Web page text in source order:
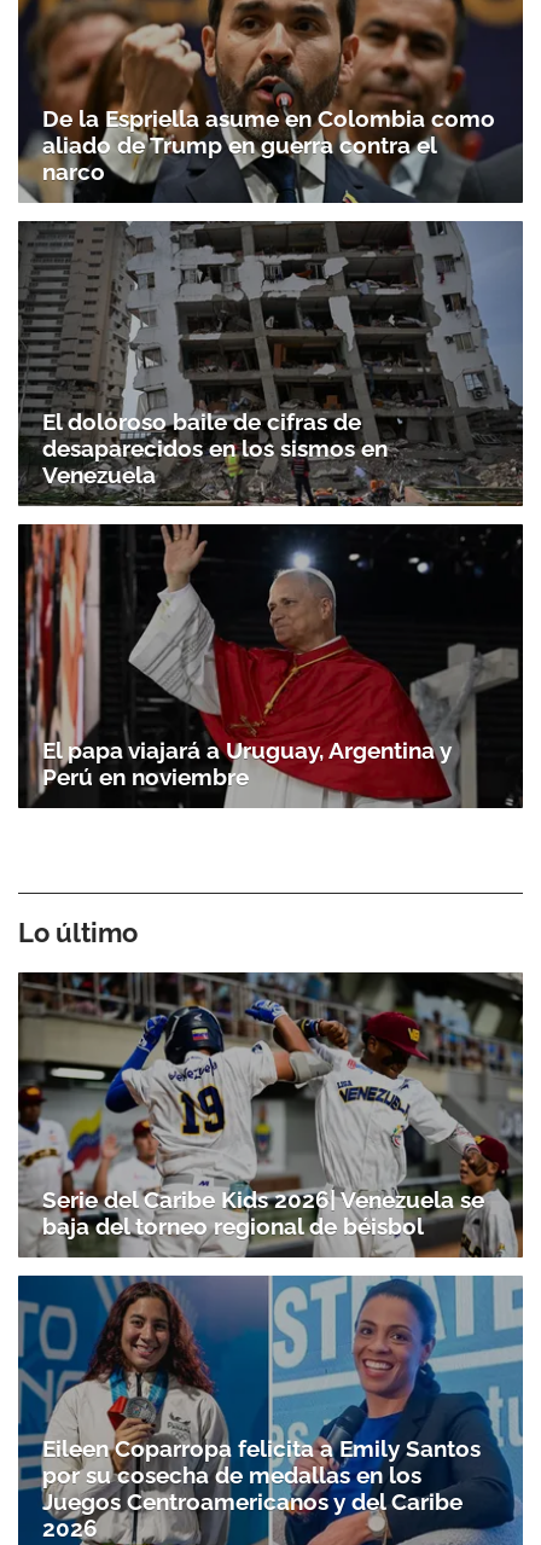
De la Espriella asume en Colombia como
aliado de Trump en guerra contra el
narco
El doloroso baile de cifras de
desaparecidos en los sismos en
Venezuela
El papa viajará a Uruguay, Argentina y
Perú en noviembre
Lo último
Serie del Caribe Kids 2026| Venezuela se
baja del torneo regional de béisbol
Eileen Coparropa felicita a Emily Santos
por su cosecha de medallas en los
Juegos Centroamericanos y del Caribe
2026